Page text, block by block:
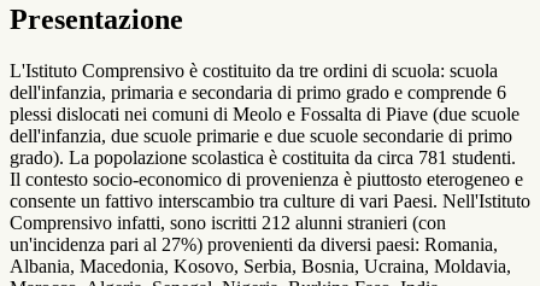
Presentazione
L'Istituto Comprensivo è costituito da tre ordini di scuola: scuola
dell'infanzia, primaria e secondaria di primo grado e comprende 6
plessi dislocati nei comuni di Meolo e Fossalta di Piave (due scuole
dell'infanzia, due scuole primarie e due scuole secondarie di primo
grado). La popolazione scolastica è costituita da circa 781 studenti.
Il contesto socio-economico di provenienza è piuttosto eterogeneo e
consente un fattivo interscambio tra culture di vari Paesi. Nell'Istituto
Comprensivo infatti, sono iscritti 212 alunni stranieri (con
un'incidenza pari al 27%) provenienti da diversi paesi: Romania,
Albania, Macedonia, Kosovo, Serbia, Bosnia, Ucraina, Moldavia,